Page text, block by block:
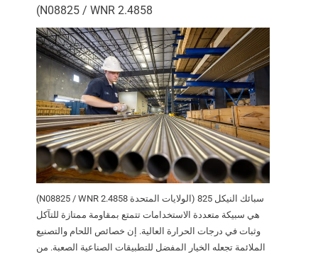
N08825 / WNR 2.4858)
سبائك النيكل 825 (الولايات المتحدة N08825 / WNR 2.4858)
هي سبيكة متعددة الاستخدامات تتمتع بمقاومة ممتازة للتآكل
وثبات في درجات الحرارة العالية. إن خصائص اللحام والتصنيع
الملائمة تجعله الخيار المفضل للتطبيقات الصناعية الصعبة. من